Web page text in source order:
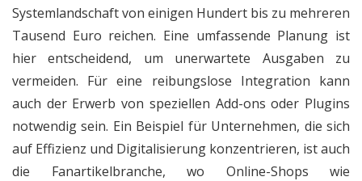
Systemlandschaft von einigen Hundert bis zu mehreren
Tausend Euro reichen. Eine umfassende Planung ist
hier entscheidend, um unerwartete Ausgaben zu
vermeiden. Für eine reibungslose Integration kann
auch der Erwerb von speziellen Add-ons oder Plugins
notwendig sein. Ein Beispiel für Unternehmen, die sich
auf Effizienz und Digitalisierung konzentrieren, ist auch
die Fanartikelbranche, wo Online-Shops wie